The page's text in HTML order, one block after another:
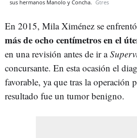
sus hermanos Manolo y Concha. Gtres
En 2015, Mila Ximénez se
más de ocho centímetros en el
en una revisión antes de ir a
concursante. En esta ocasión el
favorable, ya que tras la operación
resultado fue un tumor benigno.